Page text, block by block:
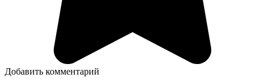
Добавить комментарий